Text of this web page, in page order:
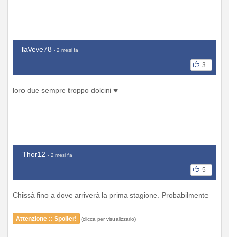
laVeve78 - 2 mesi fa
3
loro due sempre troppo dolcini ♥
Thor12 - 2 mesi fa
5
Chissà fino a dove arriverà la prima stagione. Probabilmente
Attenzione :: Spoiler! (clicca per visualizzarlo)